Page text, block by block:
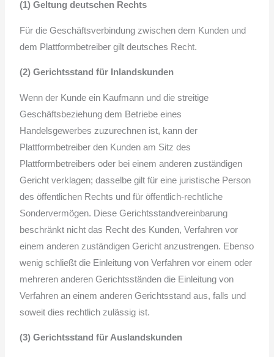
(1) Geltung deutschen Rechts
Für die Geschäftsverbindung zwischen dem Kunden und
dem Plattformbetreiber gilt deutsches Recht.
(2) Gerichtsstand für Inlandskunden
Wenn der Kunde ein Kaufmann und die streitige
Geschäftsbeziehung dem Betriebe eines
Handelsgewerbes zuzurechnen ist, kann der
Plattformbetreiber den Kunden am Sitz des
Plattformbetreibers oder bei einem anderen zuständigen
Gericht verklagen; dasselbe gilt für eine juristische Person
des öffentlichen Rechts und für öffentlich-rechtliche
Sondervermögen. Diese Gerichtsstandvereinbarung
beschränkt nicht das Recht des Kunden, Verfahren vor
einem anderen zuständigen Gericht anzustrengen. Ebenso
wenig schließt die Einleitung von Verfahren vor einem oder
mehreren anderen Gerichtsständen die Einleitung von
Verfahren an einem anderen Gerichtsstand aus, falls und
soweit dies rechtlich zulässig ist.
(3) Gerichtsstand für Auslandskunden